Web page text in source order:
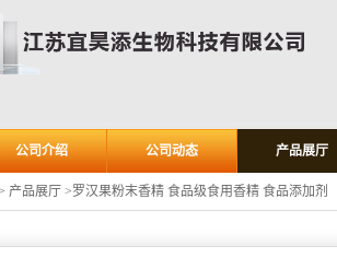
公司介绍 公司动态 产品展厅
产品展厅 >罗汉果粉末香精 食品级食用香精 食品添加剂